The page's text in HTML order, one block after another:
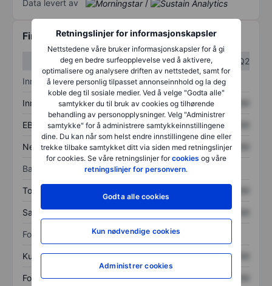
Retningslinjer for informasjonskapsler
Nettstedene våre bruker informasjonskapsler for å gi
deg en bedre surfeopplevelse ved å aktivere,
optimalisere og analysere driften av nettstedet, samt for
å levere personlig tilpasset annonseinnhold og la deg
koble deg til sosiale medier. Ved å velge "Godta alle"
samtykker du til bruk av cookies og tilhørende
behandling av personopplysninger. Velg "Administrer
samtykke" for å administrere samtykkeinnstillingene
dine. Du kan når som helst endre innstillingene dine eller
trekke tilbake samtykket ditt via siden med retningslinjer
for cookies. Se våre retningslinjer forcookies og våre
retningslinjer for personvern.
Godta alle cookies
Kun nødvendige cookies
Administrer cookies
Data levert av /
Finansiell informasjon
Q1
Q2
Inntektsoversikt
Inntekter XXXXXXX XXXXXXX
EBITDA XXXXXXX XXXXXXX
Nettoinntekt XXXXXXX XXXXXXX
Balanse
Totale eiendeler
Samlet gjeld XXXXXXX XXXXXXX
Forholdstall
Kurs/salg XXXXXXX XXXXXXX
Fortjeneste per aksje XXXXXXX XXXXXXX